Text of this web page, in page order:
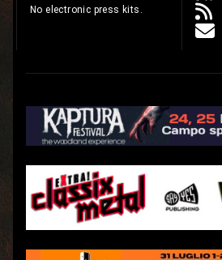
No electronic press kits.